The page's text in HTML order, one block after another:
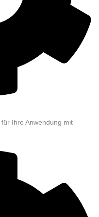
für Ihre Anwendung mit